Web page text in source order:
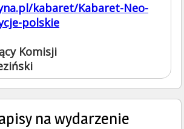
kabaret/Kabaret-Neo-
polskie
Komisji
na wydarzenie